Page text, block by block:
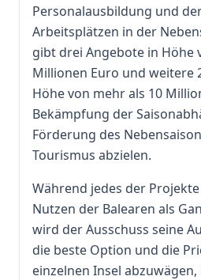
Personalausbildung und
Arbeitsplätzen in der
gibt drei Angebote in Höhe
Millionen Euro und weitere
Höhe von mehr als 10
Bekämpfung der
Förderung des
Tourismus abzielen.
Während jedes der
Nutzen der Balearen als
wird der Ausschuss seine
die beste Option und die
einzelnen Insel